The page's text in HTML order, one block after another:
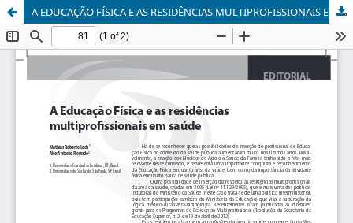
A EDUCAÇÃO FÍSICA E AS RESIDÊNCIAS MULTIPROFISSIONAIS EM SAÚDE